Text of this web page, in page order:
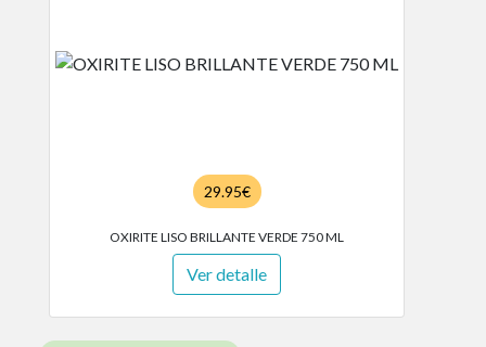
29.95€
OXIRITE LISO BRILLANTE VERDE 750 ML
Ver detalle